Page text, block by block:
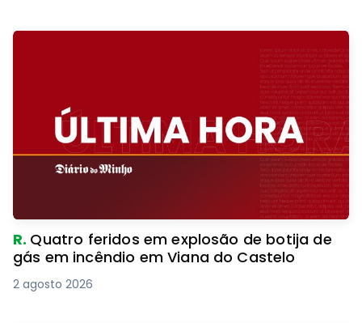
R. Quatro feridos em explosão de botija de
gás em incêndio em Viana do Castelo
2 agosto 2026